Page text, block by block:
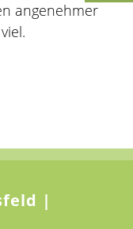
angenehmer
|